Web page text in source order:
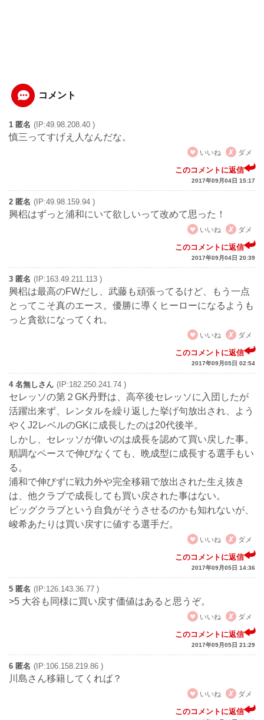
コメント
1 匿名 (IP:49.98.208.40 )
慎三ってすげえ人なんだな。
いいね
ダメ
このコメントに返信
2017年09月04日 15:17
2 匿名 (IP:49.98.159.94 )
興梠はずっと浦和にいて欲しいって改めて思った！
いいね
ダメ
このコメントに返信
2017年09月04日 20:39
3 匿名 (IP:163.49.211.113 )
興梠は最高のFWだし、武藤も頑張ってるけど、もう一点
とってこそ真のエース。優勝に導くヒーローになるようも
っと貪欲になってくれ。
いいね
ダメ
このコメントに返信
2017年09月05日 02:54
4 名無しさん (IP:182.250.241.74 )
セレッソの第２GK丹野は、高卒後セレッソに入団したが
活躍出来ず、レンタルを繰り返した挙げ句放出され、よう
やくJ2レベルのGKに成長したのは20代後半。
しかし、セレッソが偉いのは成長を認めて買い戻した事。
順調なペースで伸びなくても、晩成型に成長する選手もい
る。
浦和で伸びずに戦力外や完全移籍で放出された生え抜き
は、他クラブで成長しても買い戻された事はない。
ビッグクラブという自負がそうさせるのかも知れないが、
峻希あたりは買い戻すに値する選手だ。
いいね
ダメ
このコメントに返信
2017年09月05日 14:36
5 匿名 (IP:126.143.36.77 )
>5 大谷も同様に買い戻す価値はあると思うぞ。
いいね
ダメ
このコメントに返信
2017年09月05日 21:29
6 匿名 (IP:106.158.219.86 )
川島さん移籍してくれば？
いいね
ダメ
このコメントに返信